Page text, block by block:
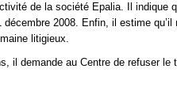
de la société Epalia. Il indique
2008. Enfin, il estime qu’il
litigieux.
il demande au Centre de refuser